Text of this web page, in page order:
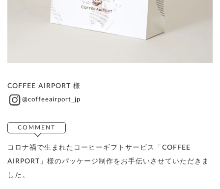
COFFEE AIRPORT 様
@coffeeairport_jp
COMMENT
コロナ禍で生まれたコーヒーギフトサービス「COFFEE
AIRPORT」様のパッケージ制作をお手伝いさせていただきま
した。